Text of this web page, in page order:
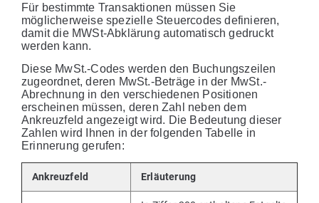
Für bestimmte Transaktionen müssen Sie
möglicherweise spezielle Steuercodes definieren,
damit die MWSt-Abklärung automatisch gedruckt
werden kann.
Diese MwSt.-Codes werden den Buchungszeilen
zugeordnet, deren MwSt.-Beträge in der MwSt.-
Abrechnung in den verschiedenen Positionen
erscheinen müssen, deren Zahl neben dem
Ankreuzfeld angezeigt wird. Die Bedeutung dieser
Zahlen wird Ihnen in der folgenden Tabelle in
Erinnerung gerufen:
Ankreuzfeld Erläuterung